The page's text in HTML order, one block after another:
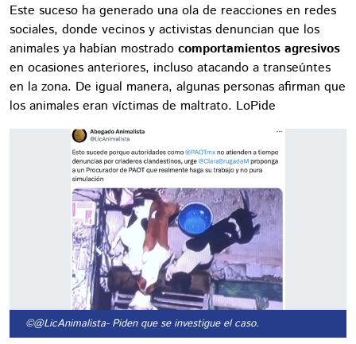
Este suceso ha generado una ola de reacciones en redes
sociales, donde vecinos y activistas denuncian que los
animales ya habían mostrado comportamientos agresivos
en ocasiones anteriores, incluso atacando a transeúntes
en la zona. De igual manera, algunas personas afirman que
los animales eran víctimas de maltrato. LoPide
©@LicAnimalista- Piden que se investigue el caso.